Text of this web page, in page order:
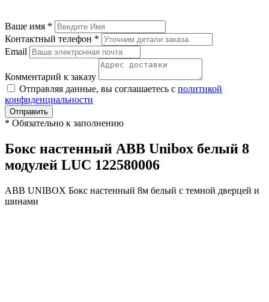
Ваше имя *
Контактный телефон *
Email
Комментарий к заказу
Отправляя данные, вы соглашаетесь с политикой
конфиденциальности
Отправить
* Обязательно к заполнению
Бокс настенный ABB Unibox белый 8
модулей LUC 122580006
ABB UNIBOX Бокс настенный 8м белый с темной дверцей и
шинами